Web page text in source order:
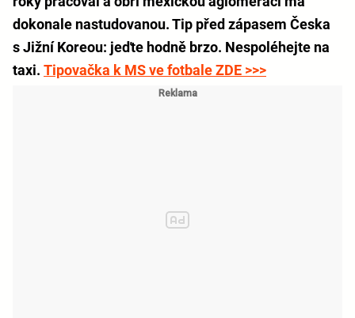
dokonale nastudovanou. Tip před zápasem Česka
s Jižní Koreou: jeďte hodně brzo. Nespoléhejte na
taxi. Tipovačka k MS ve fotbale ZDE >>>